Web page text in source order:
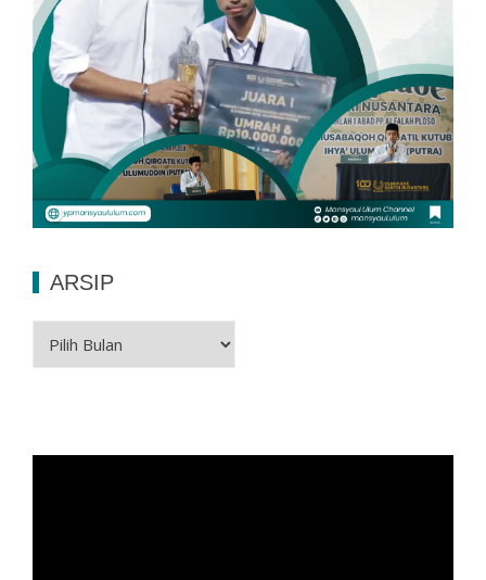
ARSIP